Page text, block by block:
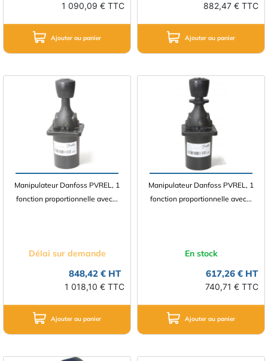
1 090,09 € TTC
Ajouter au panier
882,47 € TTC
Ajouter au panier
Manipulateur Danfoss PVREL, 1
fonction proportionnelle avec...
Délai sur demande
848,42 € HT
1 018,10 € TTC
Ajouter au panier
Manipulateur Danfoss PVREL, 1
fonction proportionnelle avec...
En stock
617,26 € HT
740,71 € TTC
Ajouter au panier